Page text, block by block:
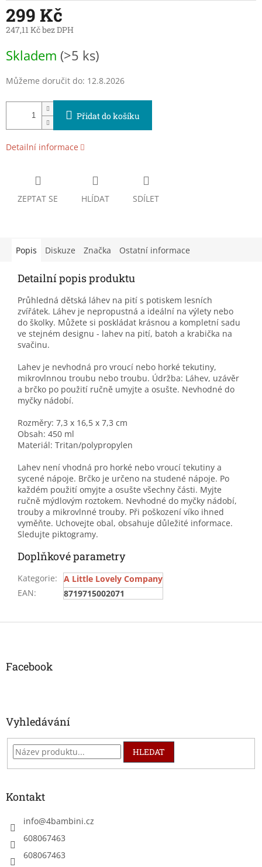
299 Kč
247,11 Kč bez DPH
cena:
Skladem (>5 ks)
Můžeme doručit do: 12.8.2026
Přidat do košíku
Detailní informace
ZEPTAT SE HLÍDAT SDÍLET
Popis Diskuze Značka Ostatní informace
Detailní popis produktu
Průhledná dětská láhev na pití s potiskem lesních
zvířátek. Láhev je nepropustná a ideální na výlety nebo
do školky. Můžete si poskládat krásnou a kompletní sadu
ve stejném designu - lahev na pití, batoh a krabička na
svačinu.
Lahev je nevhodná pro vroucí nebo horké tekutiny,
mikrovlnnou troubu nebo troubu. Údržba: Láhev, uzávěr
a brčko po použití ručně umyjte a osušte. Nevhodné do
myčky nádobí.
Rozměry: 7,3 x 16,5 x 7,3 cm
Obsah: 450 ml
Materiál: Tritan/polypropylen
Lahev není vhodná pro horké nebo vroucí tekutiny a
sycené nápoje. Brčko je určeno na studené nápoje. Po
každém použití omyjte a osušte všechny části. Myjte
ručně mýdlovým roztokem. Nevhodné do myčky nádobí,
trouby a mikrovlnné trouby. Při poškození víko ihned
vyměňte. Uchovejte obal, obsahuje důležité informace.
Sledujte piktogramy.
Doplňkové parametry
Kategorie:
A Little Lovely Company
EAN: 8719715002071
Z
Facebook
Vyhledávání
HLEDAT
Kontakt
info@4bambini.cz
608067463
608067463